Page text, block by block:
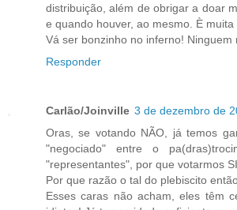
distribuição, além de obrigar a doar
e quando houver, ao mesmo. È muita
Vá ser bonzinho no inferno! Ninguem
Responder
Carlão/Joinville 3 de dezembro de
Oras, se votando NÃO, já temos
"negociado" entre o
"representantes", por que votarmos
Por que razão o tal do plebiscito
Esses caras não acham, eles têm